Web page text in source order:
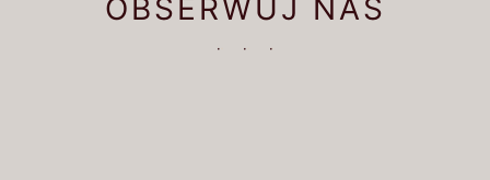
OBSERWUJ NAS
· · ·